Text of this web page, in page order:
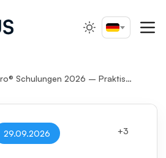
Deutsch
2026 – Praktische Werkstoffsimulation
29.09.2026 +3